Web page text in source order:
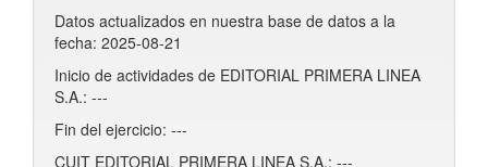
Datos actualizados en nuestra base de datos a la
fecha: 2025-08-21
Inicio de actividades de EDITORIAL PRIMERA LINEA
S.A.: ---
Fin del ejercicio: ---
CUIT EDITORIAL PRIMERA LINEA S.A.: ---